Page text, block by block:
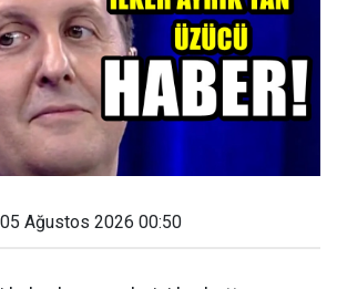
05 Ağustos 2026 00:50